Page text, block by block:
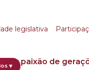
▼
legislativa
paixão de